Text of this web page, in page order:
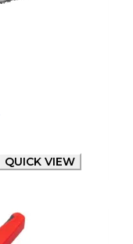
QUICK VIEW